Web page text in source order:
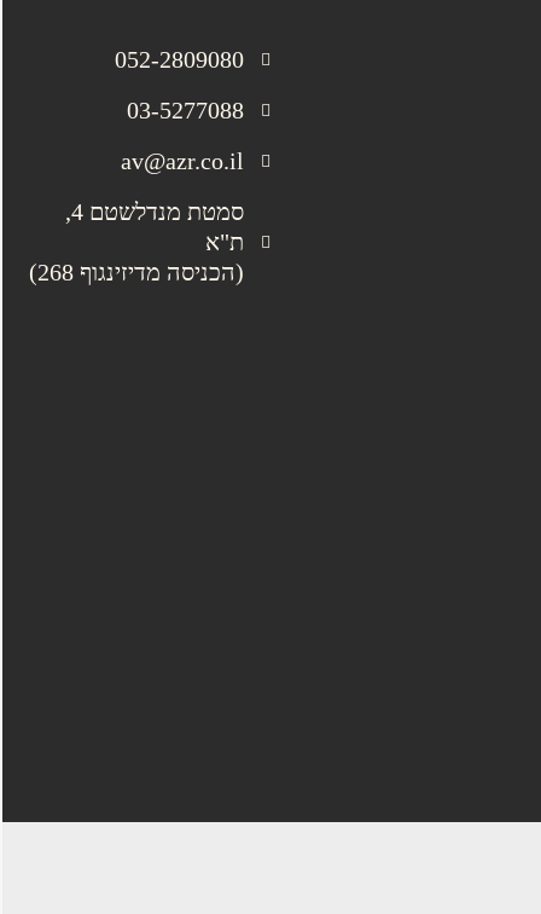
052-2809080
03-5277088
av@azr.co.il
סמטת מנדלשטם 4,
ת"א
(הכניסה מדיזינגוף 268)